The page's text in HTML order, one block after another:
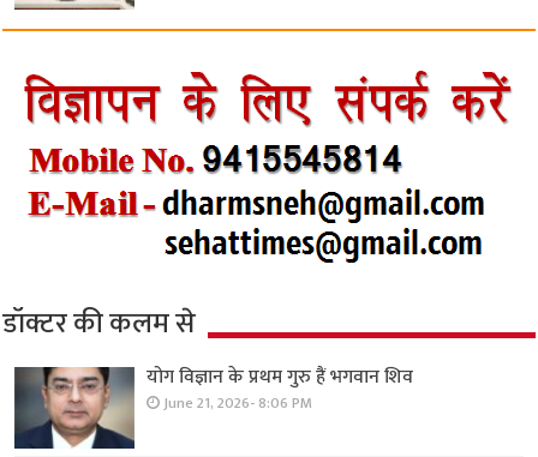
डॉक्टर की कलम से
योग विज्ञान के प्रथम गुरु हैं भगवान शिव
June 21, 2026- 8:06 PM